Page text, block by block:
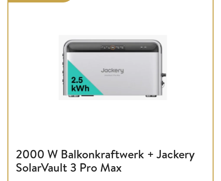
2000 W Balkonkraftwerk + Jackery
SolarVault 3 Pro Max